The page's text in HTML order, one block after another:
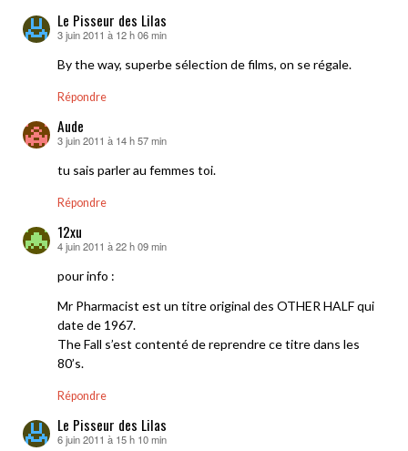
Le Pisseur des Lilas
dit :
3 juin 2011 à 12 h 06 min
By the way, superbe sélection de films, on se régale.
Répondre
Aude
dit :
3 juin 2011 à 14 h 57 min
tu sais parler au femmes toi.
Répondre
12xu
dit :
4 juin 2011 à 22 h 09 min
pour info :
Mr Pharmacist est un titre original des OTHER HALF qui
date de 1967.
The Fall s’est contenté de reprendre ce titre dans les
80’s.
Répondre
Le Pisseur des Lilas
dit :
6 juin 2011 à 15 h 10 min